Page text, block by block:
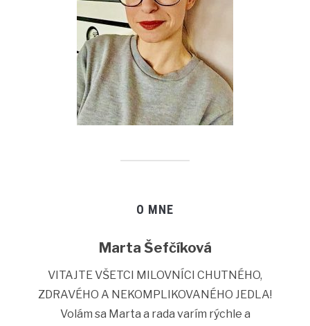
O MNE
Marta Šefčíková
VITAJTE VŠETCI MILOVNÍCI CHUTNÉHO,
ZDRAVÉHO A NEKOMPLIKOVANÉHO JEDLA!
Volám sa Marta a rada varím rýchle a